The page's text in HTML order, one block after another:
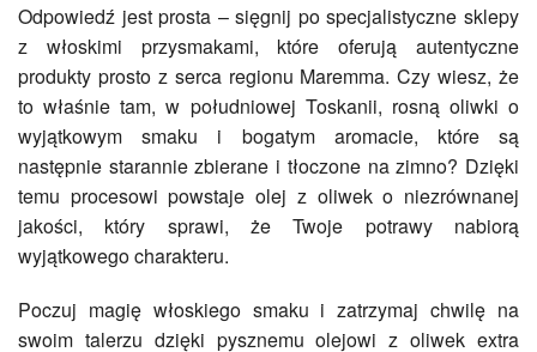
Odpowiedź jest prosta – sięgnij po specjalistyczne sklepy
z włoskimi przysmakami, które oferują autentyczne
produkty prosto z serca regionu Maremma. Czy wiesz, że
to właśnie tam, w południowej Toskanii, rosną oliwki o
wyjątkowym smaku i bogatym aromacie, które są
następnie starannie zbierane i tłoczone na zimno? Dzięki
temu procesowi powstaje olej z oliwek o niezrównanej
jakości, który sprawi, że Twoje potrawy nabiorą
wyjątkowego charakteru.
Poczuj magię włoskiego smaku i zatrzymaj chwilę na
swoim talerzu dzięki pysznemu olejowi z oliwek extra